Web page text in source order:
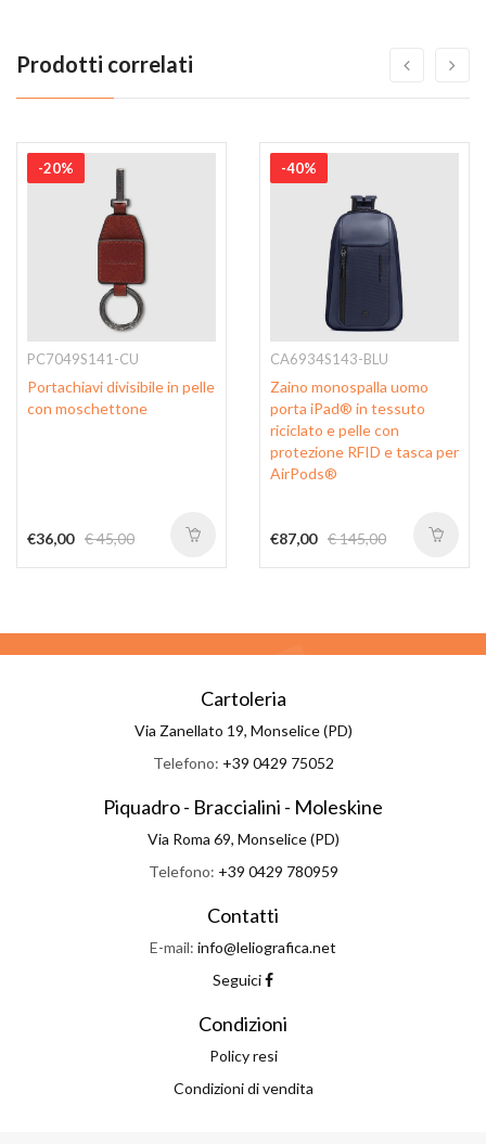
Prodotti correlati
-20%
PC7049S141-CU
Portachiavi divisibile in pelle
con moschettone
€36,00 € 45,00
-40%
CA6934S143-BLU
Zaino monospalla uomo
porta iPad® in tessuto
riciclato e pelle con
protezione RFID e tasca per
AirPods®
€87,00 € 145,00
Cartoleria
Via Zanellato 19, Monselice (PD)
Telefono: +39 0429 75052
Piquadro - Braccialini - Moleskine
Via Roma 69, Monselice (PD)
Telefono: +39 0429 780959
Contatti
E-mail: info@leliografica.net
Seguici
Condizioni
Policy resi
Condizioni di vendita